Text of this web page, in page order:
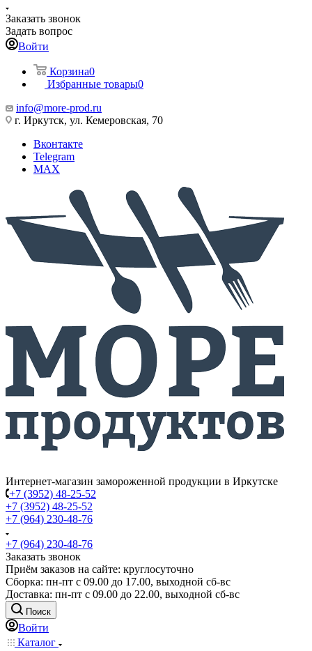
Заказать звонок
Задать вопрос
Войти
Корзина0
Избранные товары0
info@more-prod.ru
г. Иркутск, ул. Кемеровская, 70
Вконтакте
Telegram
MAX
Интернет-магазин замороженной продукции в Иркутске
+7 (3952) 48-25-52
+7 (3952) 48-25-52
+7 (964) 230-48-76
+7 (964) 230-48-76
Заказать звонок
Приём заказов на сайте: круглосуточно
Сборка: пн-пт с 09.00 до 17.00, выходной сб-вс
Доставка: пн-пт с 09.00 до 22.00, выходной сб-вс
Поиск
Войти
Каталог